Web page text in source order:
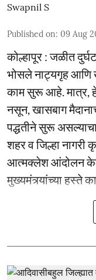
Swapnil S
Published on: 09 Aug
कोल्हापूर : जळीत
भोसले नाट्यगृह आणि
काम सुरू आहे. मात्र,
नसून, खासबाग
पद्धतीने सुरू
शहर व जिल्हा नागरी
आत्मक्लेश आंदोलन
मुख्यमंत्र्यांच्या हस्ते